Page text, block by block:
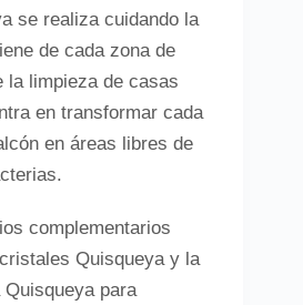
se realiza cuidando la
de cada zona de
la limpieza de casas
en transformar cada
en áreas libres de
complementarios
Quisqueya y la
para